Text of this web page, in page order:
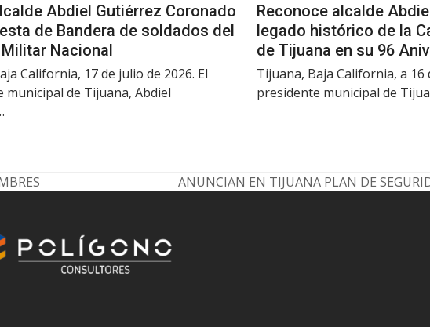
Abdiel Gutiérrez Coronado
de Bandera de soldados del
Nacional
California, 17 de julio de 2026. El
municipal de Tijuana, Abdiel
Reconoce alcalde
legado histórico de la
de Tijuana en su 96
Tijuana, Baja California, a 16
presidente municipal de
next
ANUNCIAN EN TIJUANA PLAN DE